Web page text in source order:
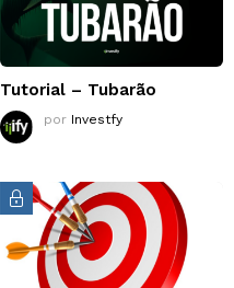
Tutorial – Tubarão
por Investfy